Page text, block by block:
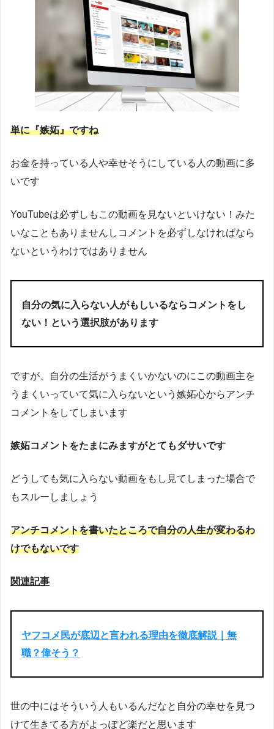
単に『嫉妬』ですね
お金を持っている人や幸せそうにしている人の動画に多
いです
YouTubeは必ずしもこの動画を見ないといけない！みた
いなこともありませんしコメントを必ずしなければなら
ないというわけではありません
自分の気に入らない人がもしいるならコメントをし
ない！という選択肢があります
ですが、自分の生活がうまくいかないのにこの動画主を
うまくいっていて気に入らないという嫉妬心からアンチ
コメントをしてしまいます
嫉妬コメントをたまにみますがとてもダサいです
どうしても気に入らない動画をもし見てしまった場合で
もスルーしましょう
アンチコメントを書いたところで自分の人生が変わるわ
けでもないです
関連記事
ヤフコメ民が底辺と言われる理由を徹底解説｜無
職？偉そう？
世の中にはそういう人もいるんだなと自分の幸せを見つ
けて生きてる方がよっぽど楽だと思います